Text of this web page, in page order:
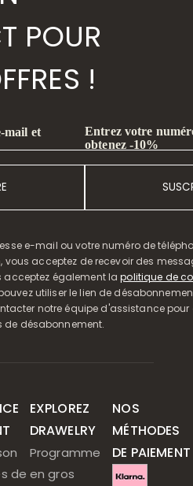
POUR
!
mail et
Entrez votre
obtenez -10%
e-mail ou votre numéro de
vous acceptez de recevoir des
acceptez également lapolitique de
utiliser le lien de
notre équipe d'assistance pour
de désabonnement.
de
EXPLOREZ
DRAWELRY
Programme
en gros
NOS
MÉTHODES
DE PAIEMENT